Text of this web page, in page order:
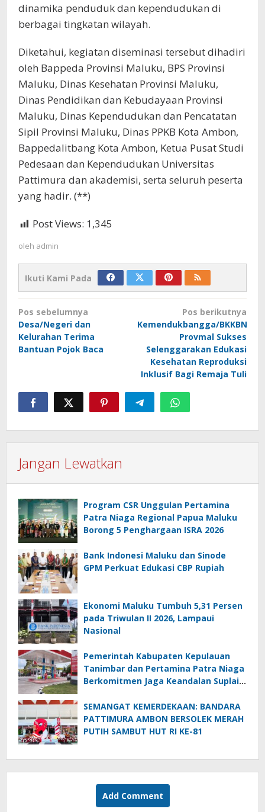
dinamika penduduk dan kependudukan di
berbagai tingkatan wilayah.
Diketahui, kegiatan diseminasi tersebut dihadiri
oleh Bappeda Provinsi Maluku, BPS Provinsi
Maluku, Dinas Kesehatan Provinsi Maluku,
Dinas Pendidikan dan Kebudayaan Provinsi
Maluku, Dinas Kependudukan dan Pencatatan
Sipil Provinsi Maluku, Dinas PPKB Kota Ambon,
Bappedalitbang Kota Ambon, Ketua Pusat Studi
Pedesaan dan Kependudukan Universitas
Pattimura dan akademisi, serta seluruh peserta
yang hadir. (**)
Post Views: 1,345
oleh admin
Ikuti Kami Pada
Navigasi
pos
Pos sebelumnya
Desa/Negeri dan
Kelurahan Terima
Bantuan Pojok Baca
Pos berikutnya
Kemendukbangga/BKKBN
Provmal Sukses
Selenggarakan Edukasi
Kesehatan Reproduksi
Inklusif Bagi Remaja Tuli
Jangan Lewatkan
Program CSR Unggulan Pertamina
Patra Niaga Regional Papua Maluku
Borong 5 Penghargaan ISRA 2026
Bank Indonesi Maluku dan Sinode
GPM Perkuat Edukasi CBP Rupiah
Ekonomi Maluku Tumbuh 5,31 Persen
pada Triwulan II 2026, Lampaui
Nasional
Pemerintah Kabupaten Kepulauan
Tanimbar dan Pertamina Patra Niaga
Berkomitmen Jaga Keandalan Suplai
SEMANGAT KEMERDEKAAN: BANDARA
PATTIMURA AMBON BERSOLEK MERAH
PUTIH SAMBUT HUT RI KE-81
Add Comment